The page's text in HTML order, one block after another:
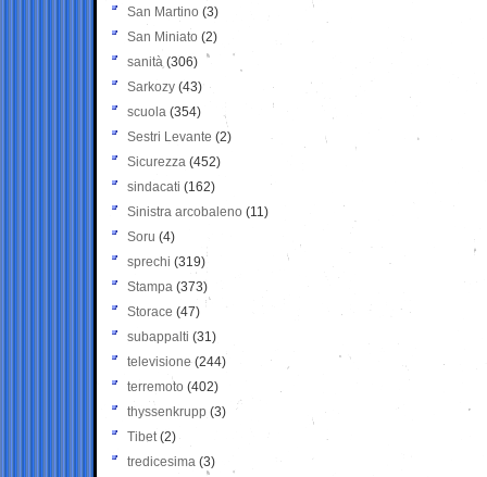
San Martino (3)
San Miniato (2)
sanità (306)
Sarkozy (43)
scuola (354)
Sestri Levante (2)
Sicurezza (452)
sindacati (162)
Sinistra arcobaleno (11)
Soru (4)
sprechi (319)
Stampa (373)
Storace (47)
subappalti (31)
televisione(244)
terremoto (402)
thyssenkrupp (3)
Tibet(2)
tredicesima (3)